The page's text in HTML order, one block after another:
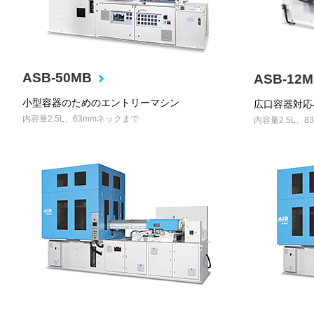
ASB-50MB
小型容器のためのエントリーマシン
内容量2.5L、63mmネックまで
ASB-12M
広口容器対
内容量2.5L、